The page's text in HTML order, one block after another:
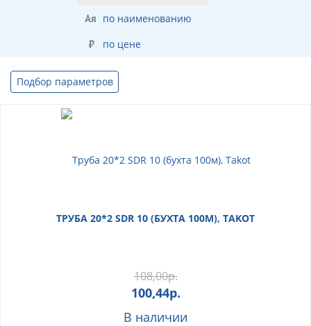
по наименованию
по цене
Подбор параметров
ТРУБА 20*2 SDR 10 (БУХТА 100М), TAKOT
108,00р.
100,44р.
В наличии